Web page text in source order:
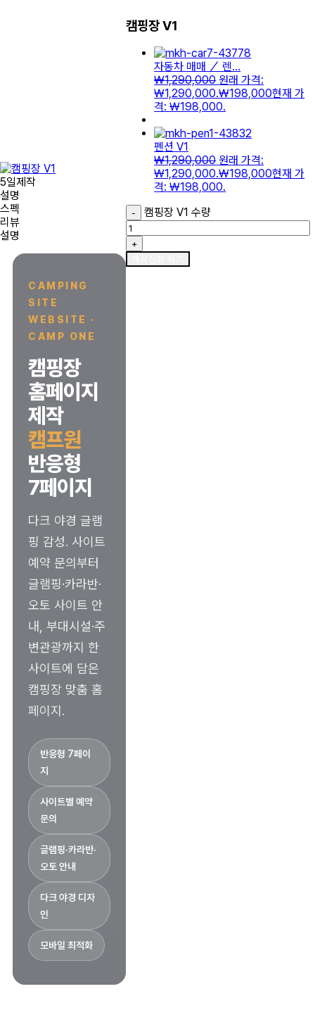
5일제작
캠핑장 V1
자동차 매매 ／ 렌...
₩1,290,000 원래 가격:
₩1,290,000.₩198,000현재 가
격: ₩198,000.
펜션 V1
₩1,290,000 원래 가격:
₩1,290,000.₩198,000현재 가
격: ₩198,000.
- 캠핑장 V1 수량
+
설명
스펙
리뷰
설명
CAMPING
SITE
WEBSITE ·
CAMP ONE
캠핑장
홈페이지
제작
캠프원
반응형
7페이지
다크 야경 글램
핑 감성. 사이트
예약 문의부터
글램핑·카라반·
오토 사이트 안
내, 부대시설·주
변관광까지 한
사이트에 담은
캠핑장 맞춤 홈
페이지.
반응형 7페이
지
사이트별 예약
문의
글램핑·카라반·
오토 안내
다크 야경 디자
인
모바일 최적화